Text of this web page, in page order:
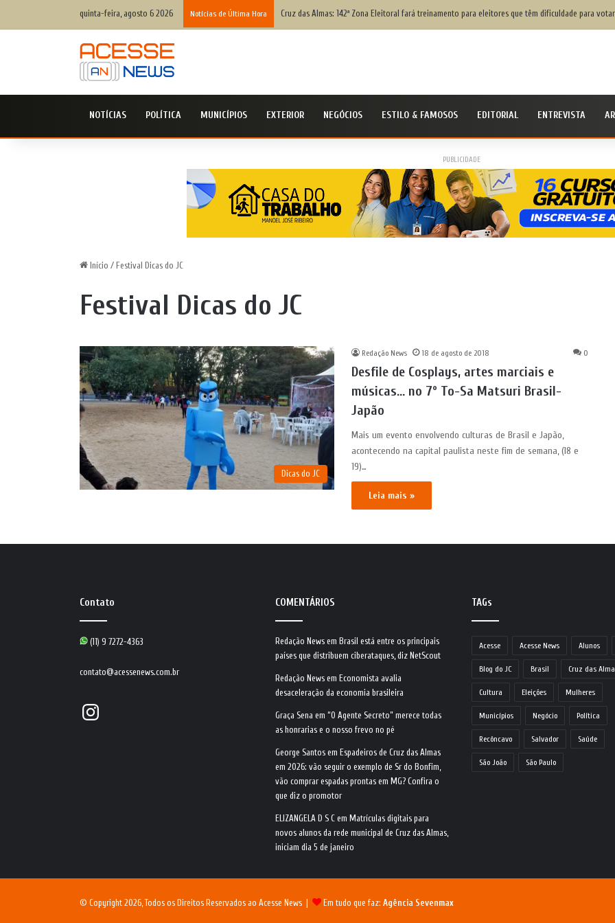
quinta-feira, agosto 6 2026 Notícias de Última Hora Cruz das Almas: 142ª Zona Eleitoral fará treinamento para eleitores que têm dificuldade para
NOTÍCIAS POLÍTICA MUNICÍPIOS EXTERIOR NEGÓCIOS ESTILO & FAMOSOS EDITORIAL ENTREVISTA
PUBLICIDADE
Início / Festival Dicas do JC
Festival Dicas do JC
Dicas do JC
Redação News 18 de agosto de 2018 0
Desfile de Cosplays, artes marciais e
músicas… no 7º To-Sa Matsuri Brasil-
Japão
Mais um evento envolvendo culturas de Brasil e Japão,
acontecendo na capital paulista neste fim de semana, (18 e
19)…
Leia mais »
Contato
(11) 9 7272-4363
contato@acessenews.com.br
Instagram
COMENTÁRIOS
Redação News em Brasil está entre os principais
países que distribuem ciberataques, diz NetScout
Redação News em Economista avalia
desaceleração da economia brasileira
Graça Sena em“O Agente Secreto” merece todas
as honrarias e o nosso frevo no pé
George Santos em Espadeiros de Cruz das Almas
em 2026: vão seguir o exemplo de Sr do Bonfim,
vão comprar espadas prontas em MG? Confira o
que diz o promotor
ELIZANGELA D S C em Matrículas digitais para
novos alunos da rede municipal de Cruz das Almas,
iniciam dia 5 de janeiro
TAGs
Acesse Acesse News Alunos
Blog do JC Brasil Cruz das
Cultura Eleições Mulheres
Municípios Negócio Política
Recôncavo Salvador Saúde
São João São Paulo
© Copyright 2026, Todos os Direitos Reservados ao Acesse News | Em tudo que faz: Agência Sevenmax